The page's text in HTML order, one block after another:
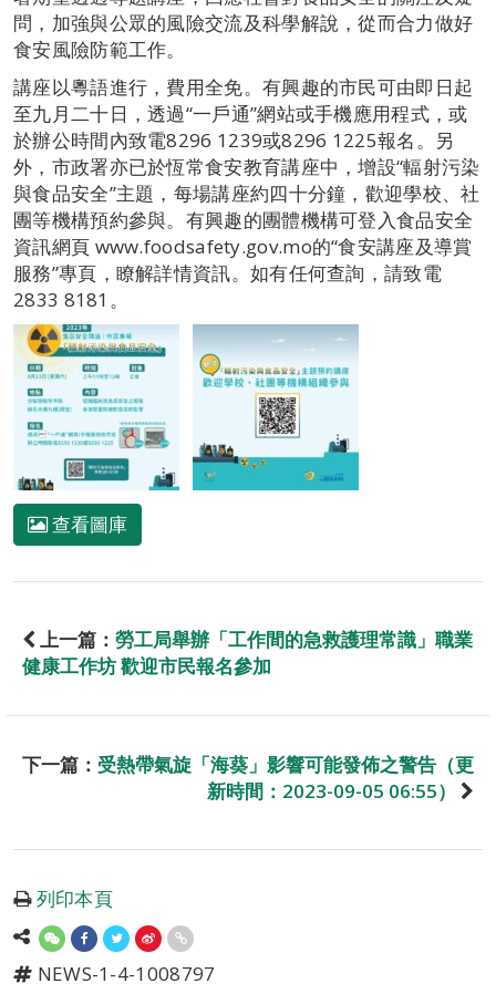
問，加強與公眾的風險交流及科學解說，從而合力做好
食安風險防範工作。
講座以粵語進行，費用全免。有興趣的市民可由即日起
至九月二十日，透過“一戶通”網站或手機應用程式，或
於辦公時間內致電8296 1239或8296 1225報名。另
外，市政署亦已於恆常食安教育講座中，增設“輻射污染
與食品安全”主題，每場講座約四十分鐘，歡迎學校、社
團等機構預約參與。有興趣的團體機構可登入食品安全
資訊網頁 www.foodsafety.gov.mo的“食安講座及導賞
服務”專頁，瞭解詳情資訊。如有任何查詢，請致電
2833 8181。
查看圖庫
上一篇： 勞工局舉辦「工作間的急救護理常識」職業
健康工作坊 歡迎市民報名參加
下一篇： 受熱帶氣旋「海葵」影響可能發佈之警告（更
新時間：2023-09-05 06:55）
列印本頁
NEWS-1-4-1008797